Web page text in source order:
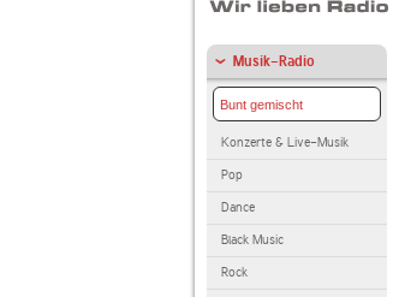
Musik-Radio
Bunt gemischt
Konzerte & Live-Musik
Pop
Dance
Black Music
Rock